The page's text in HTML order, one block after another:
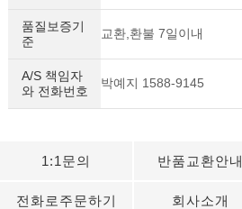
품질보증기
준
교환,환불 7일이내
A/S 책임자
와 전화번호
박예지 1588-9145
1:1문의 반품교환안내
전화로주문하기 회사소개